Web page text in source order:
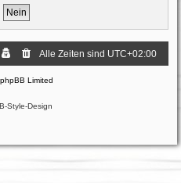
Alle Zeiten sind UTC+02:00
Limited
Style-Design